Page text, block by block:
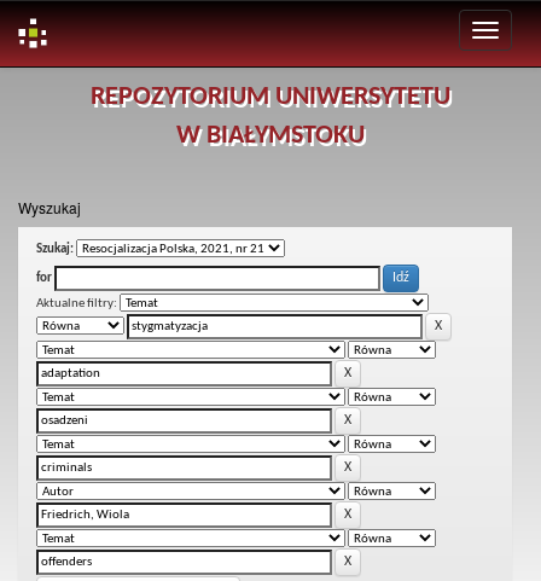
REPOZYTORIUM UNIWERSYTETU
W BIAŁYMSTOKU
Wyszukaj
Szukaj:
for
Aktualne filtry: